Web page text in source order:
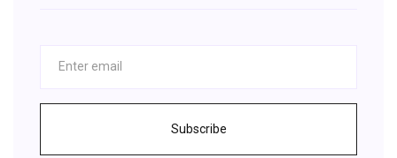
Subscribe